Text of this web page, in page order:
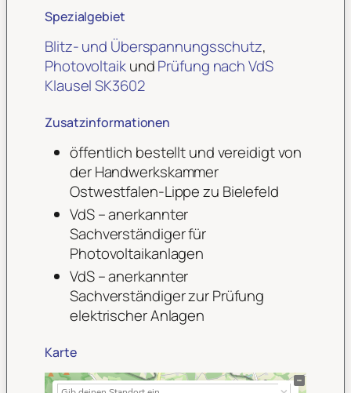
Spezialgebiet
Blitz- und Überspannungsschutz,
PhotovoltaikundPrüfung nach VdS
Klausel SK3602
Zusatzinformationen
öffentlich bestellt und vereidigt von
der Handwerkskammer
Ostwestfalen-Lippe zu Bielefeld
VdS – anerkannter
Sachverständiger für
Photovoltaikanlagen
VdS – anerkannter
Sachverständiger zur Prüfung
elektrischer Anlagen
Karte